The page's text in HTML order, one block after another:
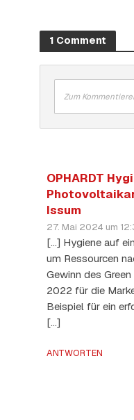
1 Comment
Zum
OPHARDT
Issum
27. Mai 2024 um
[…] Hygiene auf
um Ressourcen
Gewinn des
2022 für die
Beispiel für ein
[…]
ANTWORTEN